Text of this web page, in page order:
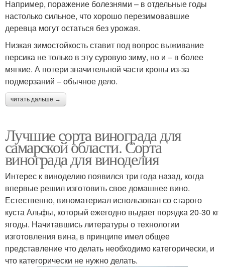
Например, поражение болезнями – в отдельные годы
настолько сильное, что хорошо перезимовавшие
деревца могут остаться без урожая.
Низкая зимостойкость ставит под вопрос выживание
персика не только в эту суровую зиму, но и – в более
мягкие. А потери значительной части кроны из-за
подмерзаний – обычное дело.
читать дальше →
Лучшие сорта винограда для
самарской области. Сорта
винограда для виноделия
Интерес к виноделию появился три года назад, когда
впервые решил изготовить свое домашнее вино.
Естественно, виноматериал использовал со старого
куста Альфы, который ежегодно выдает порядка 20-30 кг
ягоды. Начитавшись литературы о технологии
изготовления вина, в принципе имел общее
представление что делать необходимо категорически, и
что категорически не нужно делать.